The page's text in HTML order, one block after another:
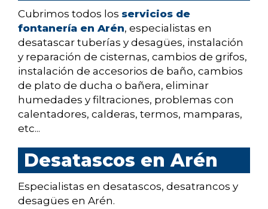
Cubrimos todos los servicios de
fontanería en Arén, especialistas en
desatascar tuberías y desagües, instalación
y reparación de cisternas, cambios de grifos,
instalación de accesorios de baño, cambios
de plato de ducha o bañera, eliminar
humedades y filtraciones, problemas con
calentadores, calderas, termos, mamparas,
etc...
Desatascos en Arén
Especialistas en desatascos, desatrancos y
desagües en Arén.